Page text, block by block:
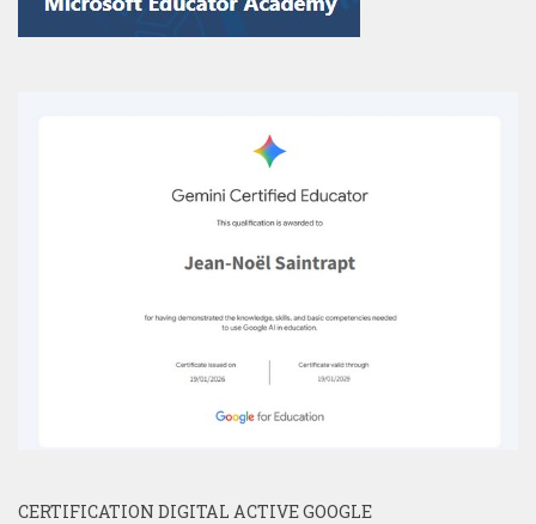
CERTIFICATION DIGITAL ACTIVE GOOGLE